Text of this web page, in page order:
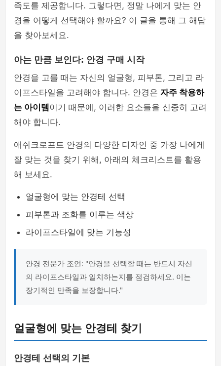
족도를 제공합니다. 그렇다면, 정말 나에게 맞는 안
경을 어떻게 선택해야 할까요? 이 글을 통해 그 해답
을 찾아보세요.
아는 만큼 보인다: 안경 구매 시작
안경을 고를 때는 자신의 얼굴형, 피부톤, 그리고 라
이프스타일을 고려해야 합니다. 안경은 자주 착용하
는 아이템 이기 때문에, 이러한 요소들을 신중히 고려
해야 합니다.
애쉬크로프트 안경의 다양한 디자인 중 가장 나에게
잘 맞는 것을 찾기 위해, 아래의 체크리스트를 활용
해 보세요.
얼굴형에 맞는 안경테 선택
피부톤과 조화를 이루는 색상
라이프스타일에 맞는 기능성
안경 전문가 조언: "안경을 선택할 때는 반드시 자신
의 라이프스타일과 일치하는지를 점검하세요. 이는
장기적인 만족을 보장합니다."
얼굴형에 맞는 안경테 찾기
안경테 선택의 기본